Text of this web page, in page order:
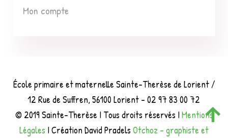
Mon compte
École primaire et maternelle Sainte-Therèse de Lorient /
12 Rue de Suffren, 56100 Lorient - 02 97 83 00 72
© 2019 Sainte-Therèse I Tous droits réservés IMentions
Légales I Création David Pradels Otchoz - graphiste et